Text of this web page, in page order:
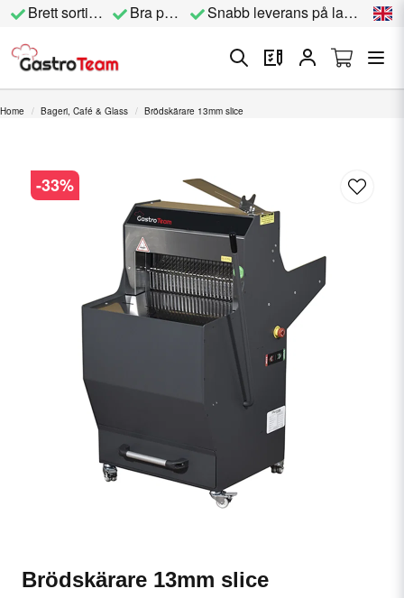
Brett sortiment Bra priser Snabb leverans på lagervara
Home Bageri, Café & Glass Brödskärare 13mm slice
-33%
Brödskärare 13mm slice